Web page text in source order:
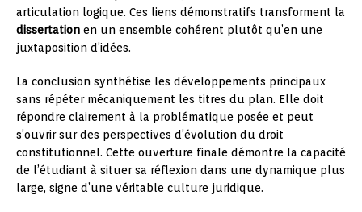
articulation logique. Ces liens démonstratifs transforment la
dissertation en un ensemble cohérent plutôt qu’en une
juxtaposition d’idées.
La conclusion synthétise les développements principaux
sans répéter mécaniquement les titres du plan. Elle doit
répondre clairement à la problématique posée et peut
s’ouvrir sur des perspectives d’évolution du droit
constitutionnel. Cette ouverture finale démontre la capacité
de l’étudiant à situer sa réflexion dans une dynamique plus
large, signe d’une véritable culture juridique.